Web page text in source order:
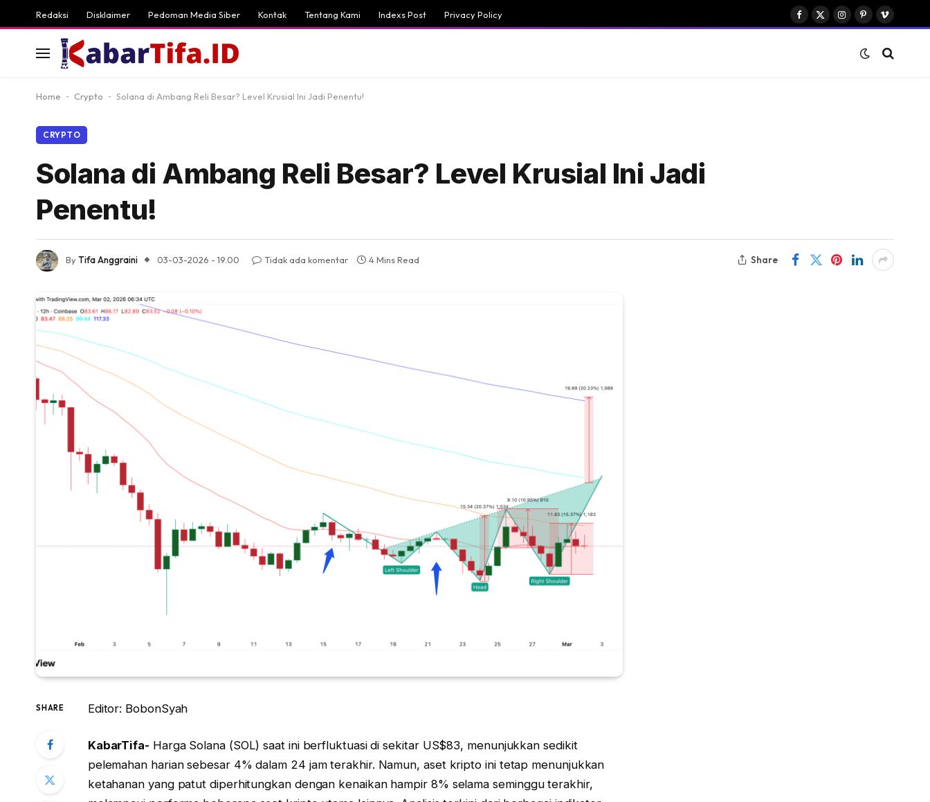
Redaksi Disklaimer Pedoman Media Siber Kontak Tentang Kami Indexs Post Privacy Policy
Facebook
X
Instagram
PinterestVimeo
Home - Crypto - Solana di Ambang Reli Besar? Level Krusial Ini Jadi Penentu!
CRYPTO
Solana di Ambang Reli Besar? Level Krusial Ini Jadi
Penentu!
ByTifa Anggraini 03-03-2026 - 19.00 Tidak ada komentar 4 Mins Read Share
SHARE Editor: BobonSyah
KabarTifa- Harga Solana (SOL) saat ini berfluktuasi di sekitar US$83, menunjukkan sedikit
pelemahan harian sebesar 4% dalam 24 jam terakhir. Namun, aset kripto ini tetap menunjukkan
ketahanan yang patut diperhitungkan dengan kenaikan hampir 8% selama seminggu terakhir,